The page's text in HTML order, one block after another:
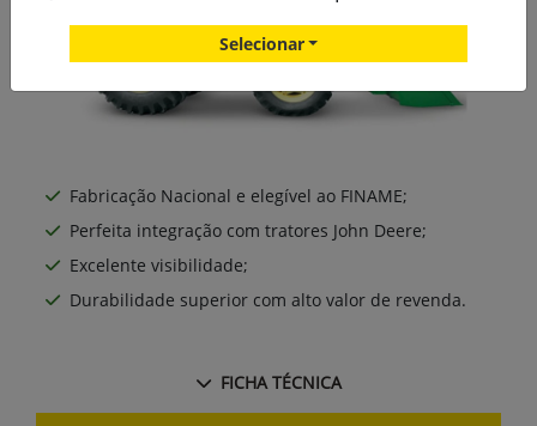
Fabricação Nacional e elegível ao FINAME;
Perfeita integração com tratores John Deere;
Excelente visibilidade;
Durabilidade superior com alto valor de revenda.
FICHA TÉCNICA
Selecionar